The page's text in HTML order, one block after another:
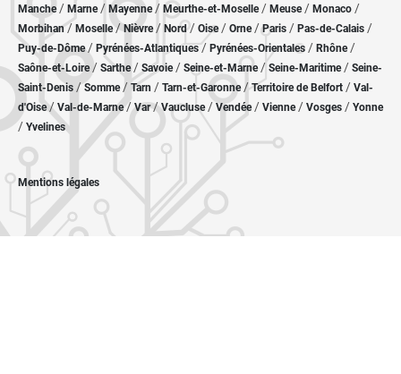
Manche/ Marne/ Mayenne/ Meurthe-et-Moselle/ Meuse/ Monaco /
Morbihan/ Moselle/ Nièvre / Nord/ Oise / Orne/Paris / Pas-de-Calais /
Puy-de-Dôme/ Pyrénées-Atlantiques / Pyrénées-Orientales / Rhône/
Saône-et-Loire/ Sarthe/ Savoie/ Seine-et-Marne/ Seine-Maritime/ Seine-
Saint-Denis /Somme/ Tarn / Tarn-et-Garonne/Territoire de Belfort / Val-
d'Oise/ Val-de-Marne/Var/Vaucluse/ Vendée/ Vienne/ Vosges / Yonne
/ Yvelines
Mentions légales